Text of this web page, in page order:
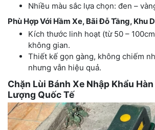
Nhiều màu sắc lựa chọn: đen –
Phù Hợp Với Hầm Xe, Bãi Đỗ Tầng, Khu
Kích thước linh hoạt (từ 50 –
không gian.
Thiết kế gọn gàng, không chiếm
nhưng vẫn hiệu quả.
Chặn Lùi Bánh Xe Nhập Khẩu
Lượng Quốc Tế